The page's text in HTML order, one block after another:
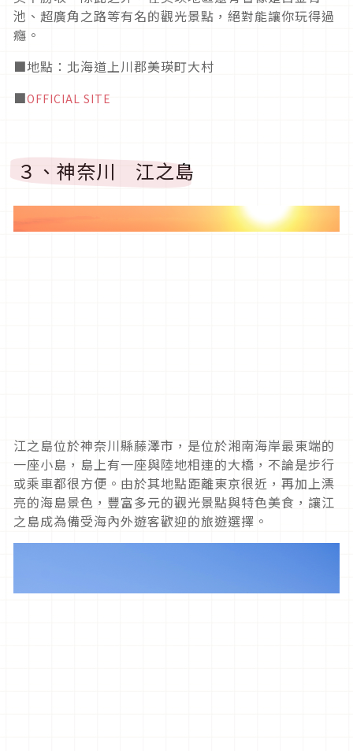
池、超廣角之路等有名的觀光景點，絕對能讓你玩得過
癮。
■地點：北海道上川郡美瑛町大村
■OFFICIAL SITE
３、神奈川 江之島
江之島位於神奈川縣藤澤市，是位於湘南海岸最東端的
一座小島，島上有一座與陸地相連的大橋，不論是步行
或乘車都很方便。由於其地點距離東京很近，再加上漂
亮的海島景色，豐富多元的觀光景點與特色美食，讓江
之島成為備受海內外遊客歡迎的旅遊選擇。